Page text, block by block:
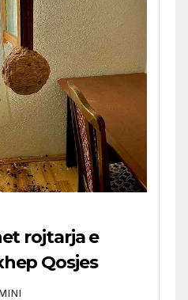
rojtarja e
Qosjes